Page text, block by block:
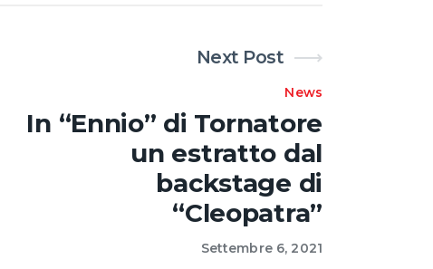
Next Post
News
In “Ennio” di Tornatore
un estratto dal
backstage di
“Cleopatra”
Settembre 6, 2021